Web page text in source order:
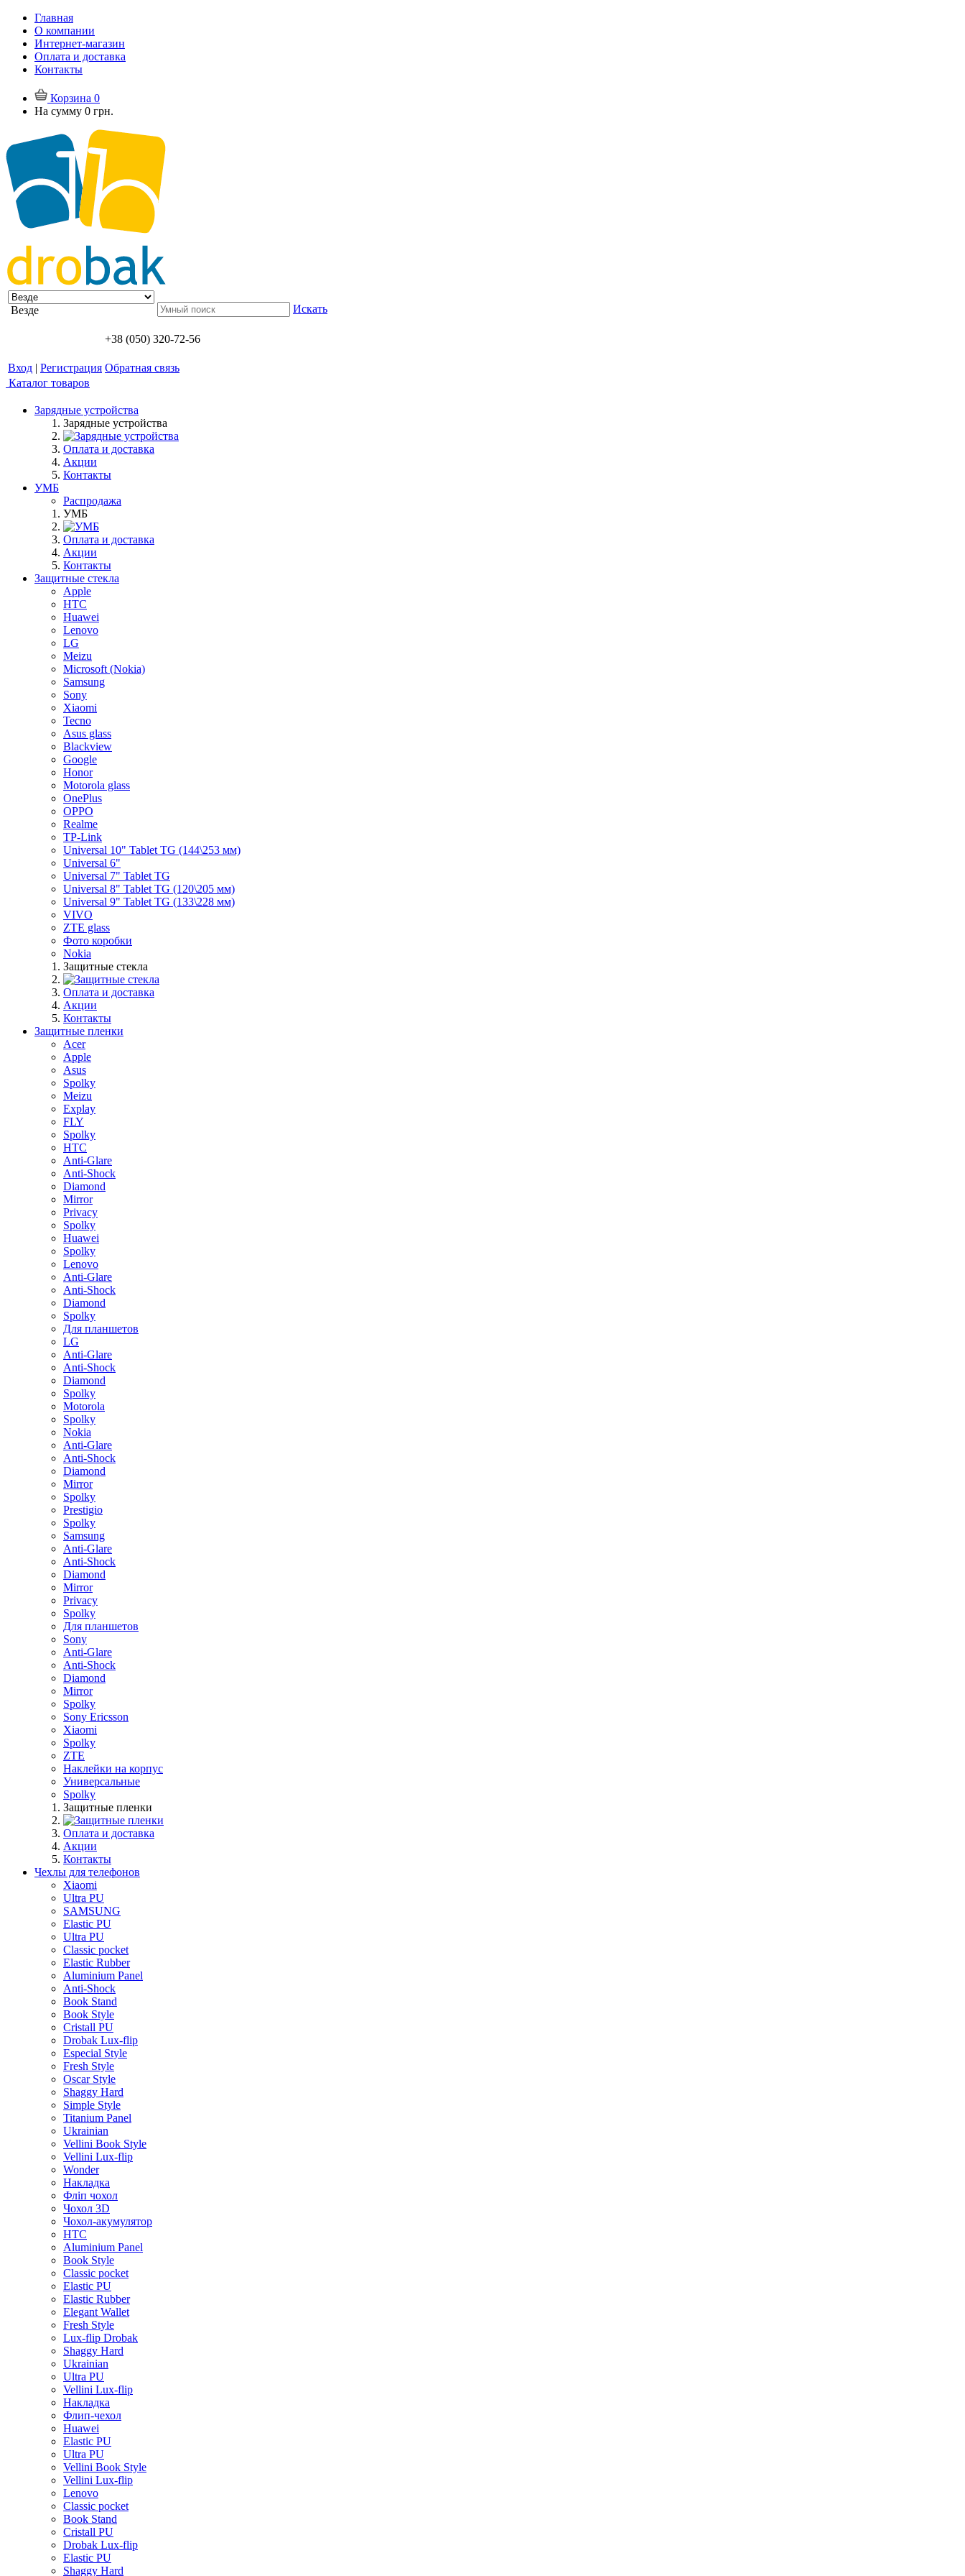
Главная
О компании
Интернет-магазин
Оплата и доставка
Контакты
Корзина 0
На сумму 0 грн.
Везде Искать
+38 (050) 320-72-56
Вход | Регистрация Обратная связь
Каталог товаров
Зарядные устройства
Зарядные устройства
Оплата и доставка
Акции
Контакты
УМБ
Распродажа
УМБ
Оплата и доставка
Акции
Контакты
Защитные стекла
Apple
HTC
Huawei
Lenovo
LG
Meizu
Microsoft (Nokia)
Samsung
Sony
Xiaomi
Tecno
Asus glass
Blackview
Google
Honor
Motorola glass
OnePlus
OPPO
Realme
TP-Link
Universal 10" Tablet TG (144\253 мм)
Universal 6"
Universal 7" Tablet TG
Universal 8" Tablet TG (120\205 мм)
Universal 9" Tablet TG (133\228 мм)
VIVO
ZTE glass
Фото коробки
Nokia
Защитные стекла
Оплата и доставка
Акции
Контакты
Защитные пленки
Acer
Apple
Asus
Spolky
Meizu
Explay
FLY
Spolky
HTC
Anti-Glare
Anti-Shock
Diamond
Mirror
Privacy
Spolky
Huawei
Spolky
Lenovo
Anti-Glare
Anti-Shock
Diamond
Spolky
Для планшетов
LG
Anti-Glare
Anti-Shock
Diamond
Spolky
Motorola
Spolky
Nokia
Anti-Glare
Anti-Shock
Diamond
Mirror
Spolky
Prestigio
Spolky
Samsung
Anti-Glare
Anti-Shock
Diamond
Mirror
Privacy
Spolky
Для планшетов
Sony
Anti-Glare
Anti-Shock
Diamond
Mirror
Spolky
Sony Ericsson
Xiaomi
Spolky
ZTE
Наклейки на корпус
Универсальные
Spolky
Защитные пленки
Оплата и доставка
Акции
Контакты
Чехлы для телефонов
Xiaomi
Ultra PU
SAMSUNG
Elastic PU
Ultra PU
Classic pocket
Elastic Rubber
Aluminium Panel
Anti-Shock
Book Stand
Book Style
Cristall PU
Drobak Lux-flip
Especial Style
Fresh Style
Oscar Style
Shaggy Hard
Simple Style
Titanium Panel
Ukrainian
Vellini Book Style
Vellini Lux-flip
Wonder
Накладка
Фліп чохол
Чохол 3D
Чохол-акумулятор
HTC
Aluminium Panel
Book Style
Classic pocket
Elastic PU
Elastic Rubber
Elegant Wallet
Fresh Style
Lux-flip Drobak
Shaggy Hard
Ukrainian
Ultra PU
Vellini Lux-flip
Накладка
Флип-чехол
Huawei
Elastic PU
Ultra PU
Vellini Book Style
Vellini Lux-flip
Lenovo
Classic pocket
Book Stand
Cristall PU
Drobak Lux-flip
Elastic PU
Shaggy Hard